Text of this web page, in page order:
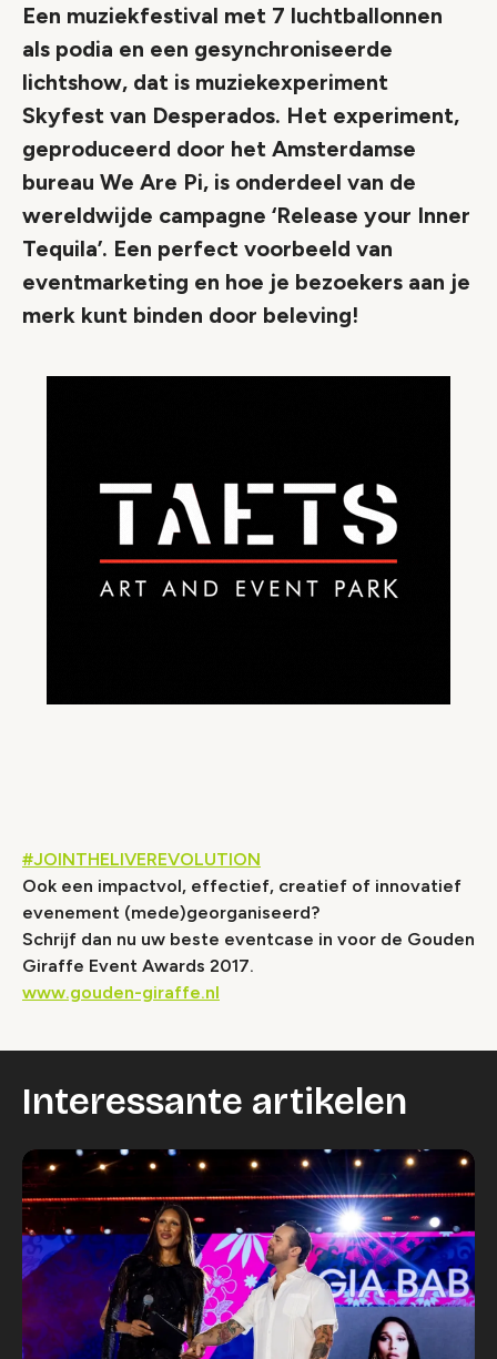
Een muziekfestival met 7 luchtballonnen
als podia en een gesynchroniseerde
lichtshow, dat is muziekexperiment
Skyfest van Desperados. Het experiment,
geproduceerd door het Amsterdamse
bureau We Are Pi, is onderdeel van de
wereldwijde campagne ‘Release your Inner
Tequila’. Een perfect voorbeeld van
eventmarketing en hoe je bezoekers aan je
merk kunt binden door beleving!
Wijzig cookie instellingen
#JOINTHELIVEREVOLUTION
Ook een impactvol, effectief, creatief of innovatief
evenement (mede)georganiseerd?
Schrijf dan nu uw beste eventcase in voor de Gouden
Giraffe Event Awards 2017.
www.gouden-giraffe.nl
Interessante artikelen